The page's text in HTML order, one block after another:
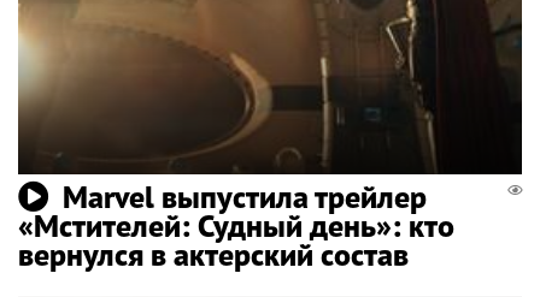
Marvel выпустила трейлер
«Мстителей: Судный день»: кто
вернулся в актерский состав